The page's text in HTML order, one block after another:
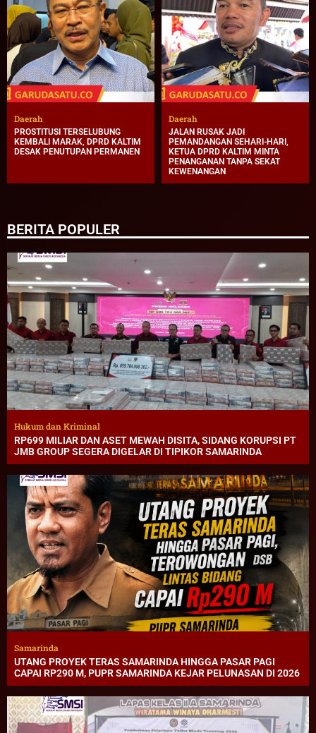
Daerah
PROSTITUSI TERSELUBUNG
KEMBALI MARAK, DPRD KALTIM
DESAK PENUTUPAN PERMANEN
Daerah
JALAN RUSAK JADI
PEMANDANGAN SEHARI-HARI,
KETUA DPRD KALTIM MINTA
PENANGANAN TANPA SEKAT
KEWENANGAN
BERITA POPULER
Hukum dan Kriminal
RP699 MILIAR DAN ASET MEWAH DISITA, SIDANG KORUPSI PT
JMB GROUP SEGERA DIGELAR DI TIPIKOR SAMARINDA
Samarinda
UTANG PROYEK TERAS SAMARINDA HINGGA PASAR PAGI
CAPAI RP290 M, PUPR SAMARINDA KEJAR PELUNASAN DI 2026